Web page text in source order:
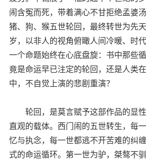
闹含冤而死，带着满心不甘拒绝孟婆
猪、狗、猴五世轮回，最终转世为先
岁，以非人的视角俯瞰人间冷暖、时
一个命题始终在心底盘旋：书中那些
竟是命运早已注定的轮回，还是人类
中，不自觉上演的悲剧重演？
轮回，是莫言赋予这部作品的显性
直观的载体。西门闹的五世转生，每
忆与执念，每一世都逃不开苦难的纠
式的命运循环。第一世为驴，桀骜不